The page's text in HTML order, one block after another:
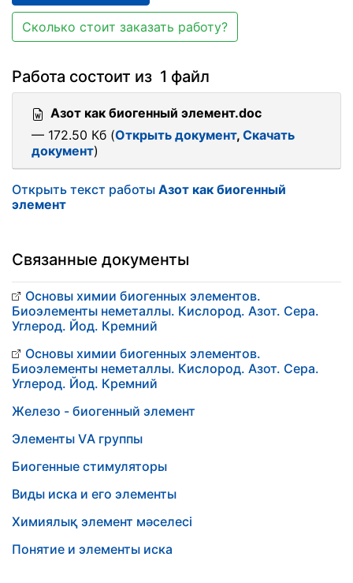
Сколько стоит заказать работу?
Работа состоит из 1 файл
Азот как биогенный элемент.doc
— 172.50 Кб (Открыть документ, Скачать
документ)
Открыть текст работы Азот как биогенный
элемент
Связанные документы
Основы химии биогенных элементов.
Биоэлементы неметаллы. Кислород. Азот. Сера.
Углерод. Йод. Кремний
Основы химии биогенных элементов.
Биоэлементы неметаллы. Кислород. Азот. Сера.
Углерод. Йод. Кремний
Железо - биогенный элемент
Элементы VА группы
Биогенные стимуляторы
Виды иска и его элементы
Химиялық элемент мәселесі
Понятие и элементы иска